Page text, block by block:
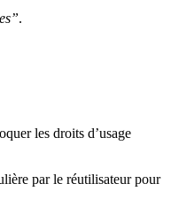
.
les droits d’usage
par le réutilisateur pour